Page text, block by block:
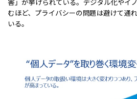
害」が挙げられている。デジタル化やイ
むほど、プライバシーの問題は避けて通
いる。